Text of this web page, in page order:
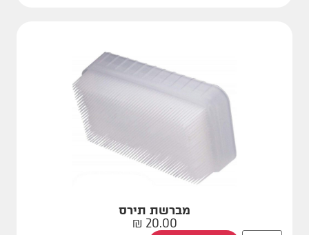
מברשת תירס
20.00
₪